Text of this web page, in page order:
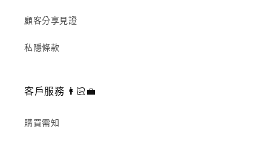
顧客分享見證
私隱條款
客戶服務 👩🏻‍💼
購買需知